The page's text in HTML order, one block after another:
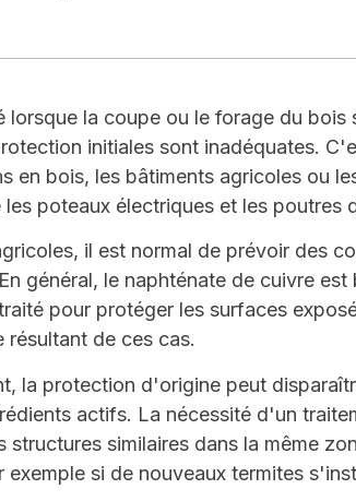
la coupe ou le forage du bois
initiales sont inadéquates.
en bois, les bâtiments agricoles ou
poteaux électriques et les poutres
il est normal de prévoir des
général, le naphténate de cuivre est
pour protéger les surfaces
de ces cas.
la protection d'origine peut
actifs. La nécessité d'un
similaires dans la même
si de nouveaux termites